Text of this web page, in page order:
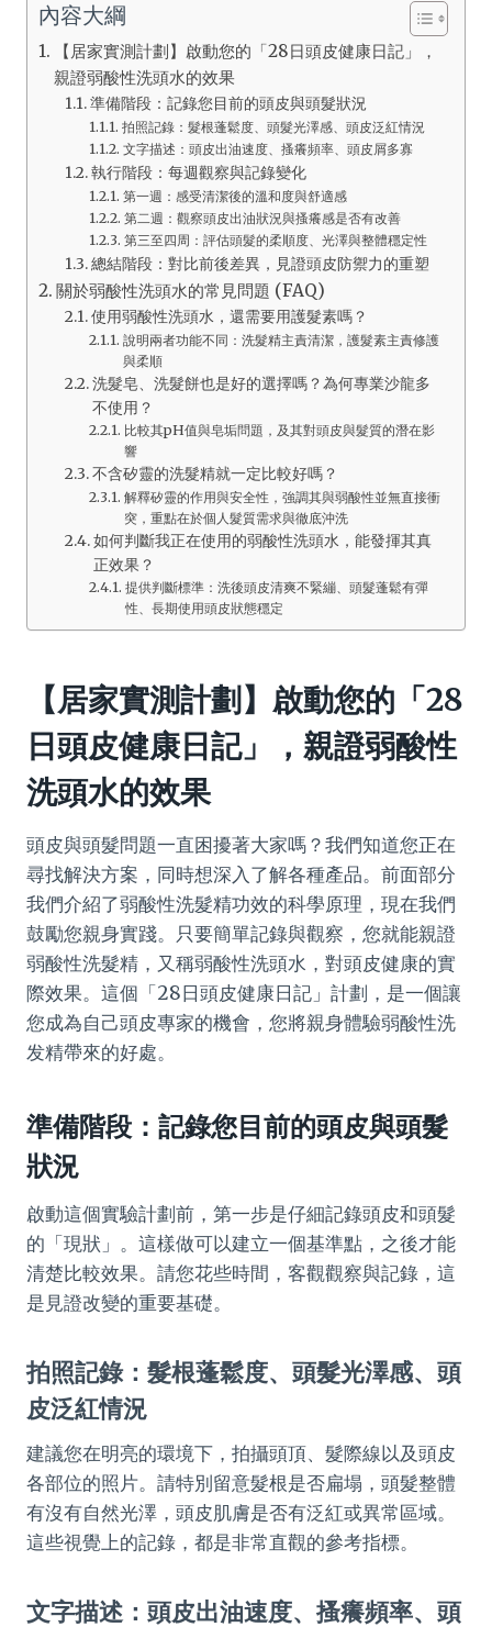
內容大綱
【居家實測計劃】啟動您的「28日頭皮健康日記」，
親證弱酸性洗頭水的效果
準備階段：記錄您目前的頭皮與頭髮狀況
拍照記錄：髮根蓬鬆度、頭髮光澤感、頭皮泛紅情況
文字描述：頭皮出油速度、搔癢頻率、頭皮屑多寡
執行階段：每週觀察與記錄變化
第一週：感受清潔後的溫和度與舒適感
第二週：觀察頭皮出油狀況與搔癢感是否有改善
第三至四周：評估頭髮的柔順度、光澤與整體穩定性
總結階段：對比前後差異，見證頭皮防禦力的重塑
關於弱酸性洗頭水的常見問題 (FAQ)
使用弱酸性洗頭水，還需要用護髮素嗎？
說明兩者功能不同：洗髮精主責清潔，護髮素主責修護
與柔順
洗髮皂、洗髮餅也是好的選擇嗎？為何專業沙龍多
不使用？
比較其pH值與皂垢問題，及其對頭皮與髮質的潛在影
響
不含矽靈的洗髮精就一定比較好嗎？
解釋矽靈的作用與安全性，強調其與弱酸性並無直接衝
突，重點在於個人髮質需求與徹底沖洗
如何判斷我正在使用的弱酸性洗頭水，能發揮其真
正效果？
提供判斷標準：洗後頭皮清爽不緊繃、頭髮蓬鬆有彈
性、長期使用頭皮狀態穩定
【居家實測計劃】啟動您的「28
日頭皮健康日記」，親證弱酸性
洗頭水的效果
頭皮與頭髮問題一直困擾著大家嗎？我們知道您正在
尋找解決方案，同時想深入了解各種產品。前面部分
我們介紹了弱酸性洗髮精功效的科學原理，現在我們
鼓勵您親身實踐。只要簡單記錄與觀察，您就能親證
弱酸性洗髮精，又稱弱酸性洗頭水，對頭皮健康的實
際效果。這個「28日頭皮健康日記」計劃，是一個讓
您成為自己頭皮專家的機會，您將親身體驗弱酸性洗
发精帶來的好處。
準備階段：記錄您目前的頭皮與頭髮
狀況
啟動這個實驗計劃前，第一步是仔細記錄頭皮和頭髮
的「現狀」。這樣做可以建立一個基準點，之後才能
清楚比較效果。請您花些時間，客觀觀察與記錄，這
是見證改變的重要基礎。
拍照記錄：髮根蓬鬆度、頭髮光澤感、頭
皮泛紅情況
建議您在明亮的環境下，拍攝頭頂、髮際線以及頭皮
各部位的照片。請特別留意髮根是否扁塌，頭髮整體
有沒有自然光澤，頭皮肌膚是否有泛紅或異常區域。
這些視覺上的記錄，都是非常直觀的參考指標。
文字描述：頭皮出油速度、搔癢頻率、頭